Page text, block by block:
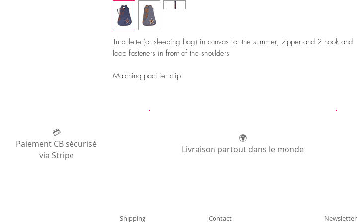
Turbulette (or sleeping bag) in canvas for the summer; zipper and 2 hook and
loop fasteners in front of the shoulders
Matching pacifier clip
💳
Paiement CB sécurisé
via Stripe
🌍
Livraison partout dans le monde
Shipping Contact Newsletter